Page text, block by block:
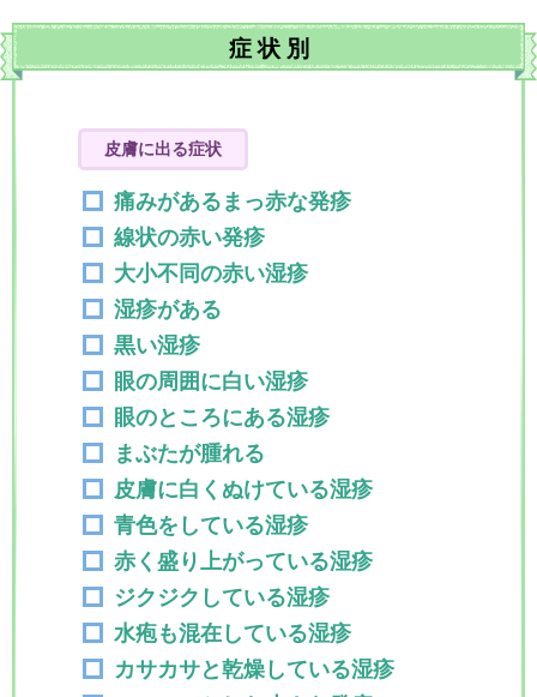
症 状 別
皮膚に出る症状
痛みがあるまっ赤な発疹
線状の赤い発疹
大小不同の赤い湿疹
湿疹がある
黒い湿疹
眼の周囲に白い湿疹
眼のところにある湿疹
まぶたが腫れる
皮膚に白くぬけている湿疹
青色をしている湿疹
赤く盛り上がっている湿疹
ジクジクしている湿疹
水疱も混在している湿疹
カサカサと乾燥している湿疹